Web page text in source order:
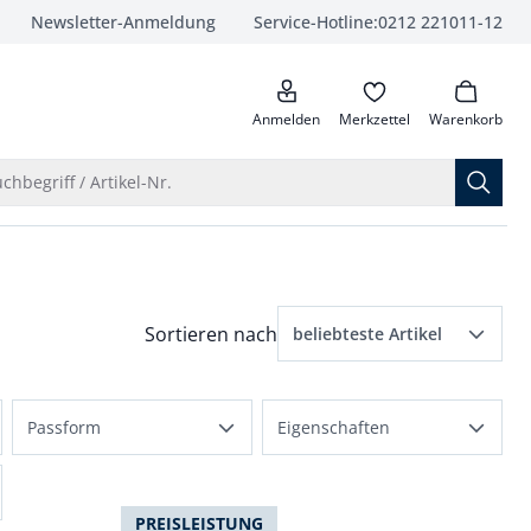
Newsletter-Anmeldung Service-Hotline:0212 221011-12
anrufen
Anmelden Merkzettel Warenkorb
/ Artikel-Nr.
Menü Sortierung: beliebteste Artikel
Sortieren nach beliebteste Artikel
Preis aufsteigend
Passform Eigenschaften
PREISLEISTUNG